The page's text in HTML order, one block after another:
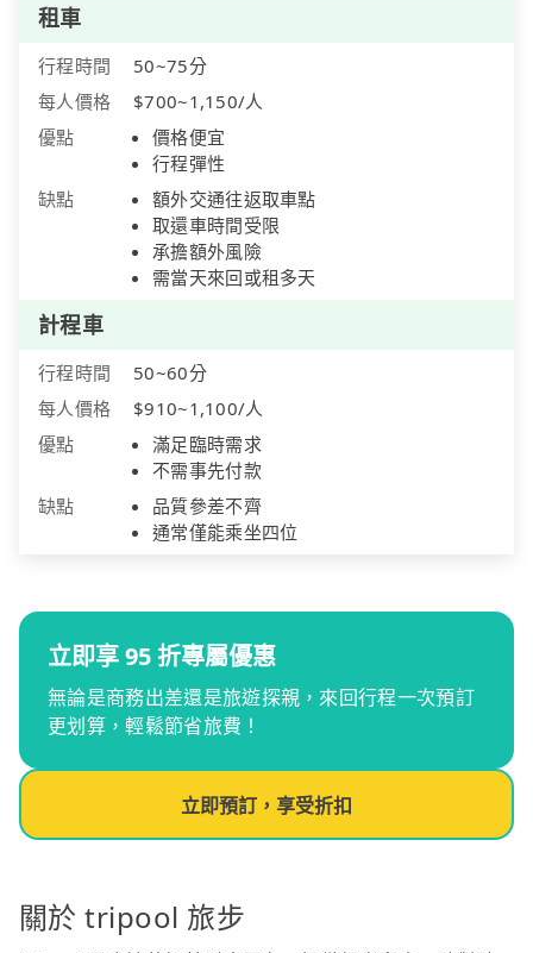
租車
行程時間
50~75分
每人價格
$700~1,150/人
優點
價格便宜
行程彈性
缺點
額外交通往返取車點
取還車時間受限
承擔額外風險
需當天來回或租多天
計程車
行程時間
50~60分
每人價格
$910~1,100/人
優點
滿足臨時需求
不需事先付款
缺點
品質參差不齊
通常僅能乘坐四位
立即享 95 折專屬優惠
無論是商務出差還是旅遊探親，來回行程一次預訂
更划算，輕鬆節省旅費！
立即預訂，享受折扣
關於 tripool 旅步